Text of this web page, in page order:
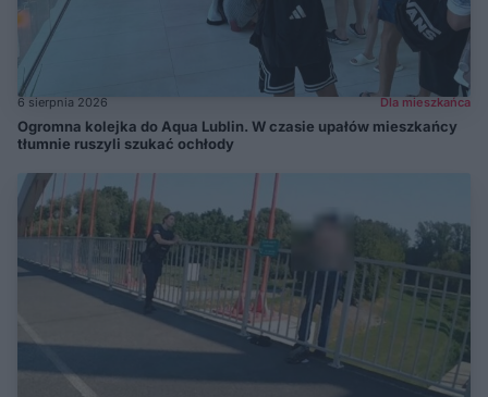
6 sierpnia 2026 Dla mieszkańca
Ogromna kolejka do Aqua Lublin. W czasie upałów mieszkańcy
tłumnie ruszyli szukać ochłody